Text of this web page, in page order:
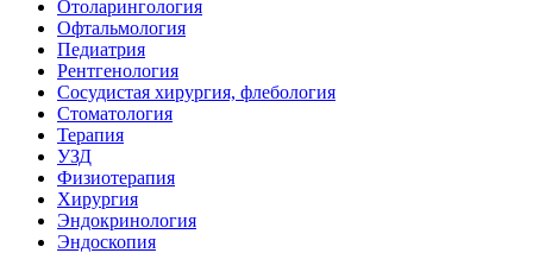
Отоларингология
Офтальмология
Педиатрия
Рентгенология
Сосудистая хирургия, флебология
Стоматология
Терапия
УЗД
Физиотерапия
Хирургия
Эндокринология
Эндоскопия